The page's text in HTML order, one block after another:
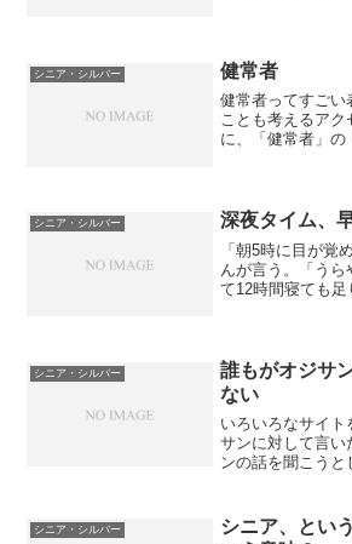
ーネットを「ほと...
シニア・シルバー 健常者
健常者ってすごい
ことも考えるア
に、「健常者」の
に。私のところに
シニア・シルバー 深夜タイム、
「朝5時に目が覚
んが言う。「う
て12時間寝ても足
あさきゆめみしで
シニア・シルバー
誰もがオジサ
ない
いろいろなサイト
サンに対して言い
ンの話を聞こうと
ない。本当はお
安を抱えているの
シニア・シルバー
シニア、とい